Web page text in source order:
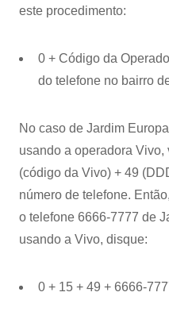
este procedimento:
0 + Código da
do telefone no bairro
No caso de Jardim
usando a operadora
(código da Vivo) + 49
número de telefone.
o telefone 6666-7777 de
usando a Vivo, disque:
0 + 15 + 49 + 6666-